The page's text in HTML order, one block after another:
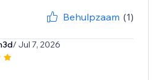
Behulpzaam (1)
/ Jul 7, 2026